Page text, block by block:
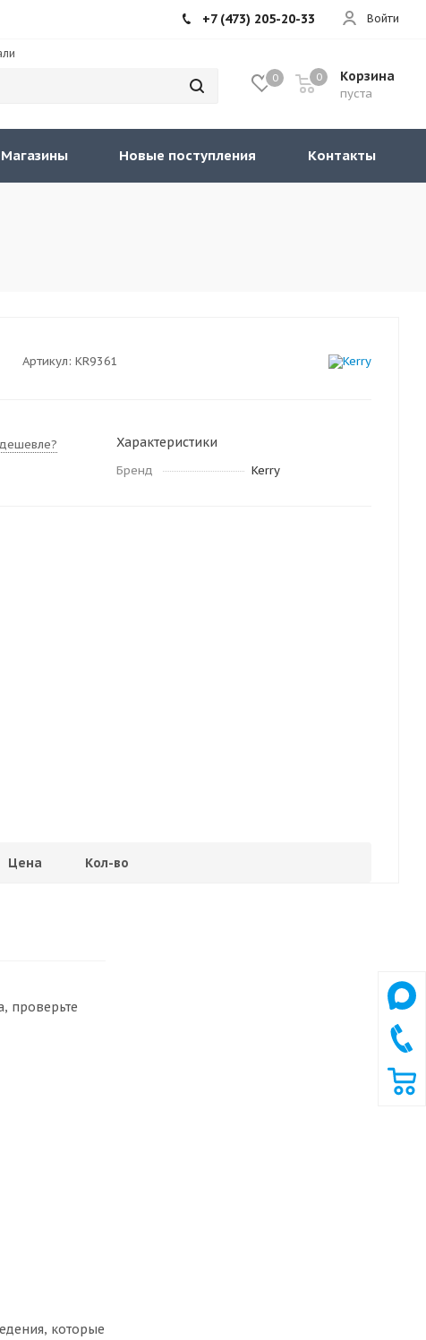
Войти
+7 (473) 205-20-33
0 Корзина
пуста
0
Магазины Новые поступления Контакты
Артикул: KR9361
Характеристики
Бренд Kerry
Цена Кол-во
проверьте
которые